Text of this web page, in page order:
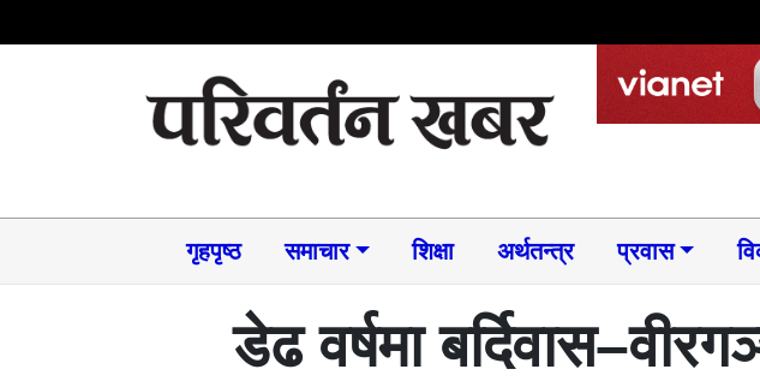
गृहपृष्ठ समाचार​ शिक्षा अर्थतन्त्र प्रवास
डेढ वर्षमा